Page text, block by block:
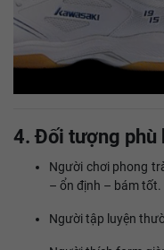
4. Đối tượng phù
Người chơi phong
– ổn định – bám tốt.
Người tập luyện